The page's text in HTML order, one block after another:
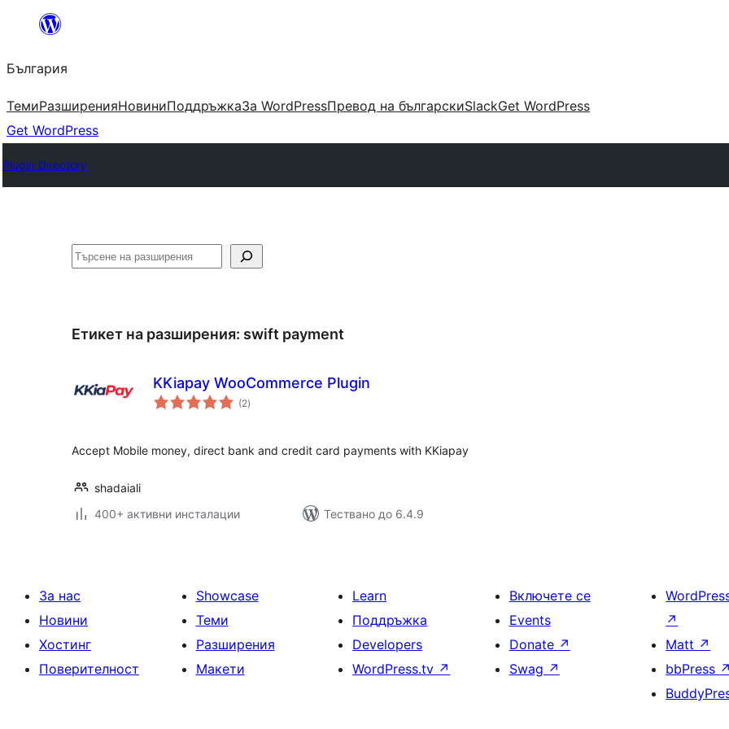
България
ТемиРазширенияНовиниПоддръжкаЗа WordPressПревод на българскиSlackGet WordPress
Get WordPress
Plugin Directory
Търсене
Етикет на разширения: swift payment
KKiapay WooCommerce Plugin
(2общо
оценки
)
Accept Mobile money, direct bank and credit card payments with KKiapay
shadaiali
400+ активни инсталации
Тествано до 6.4.9
За нас
Новини
Хостинг
Поверителност
Showcase
Теми
Разширения
Макети
Learn
Поддръжка
Developers
WordPress.tv ↗
Включете се
Events
Donate ↗
Swag ↗
↗
Matt ↗
bbPress ↗